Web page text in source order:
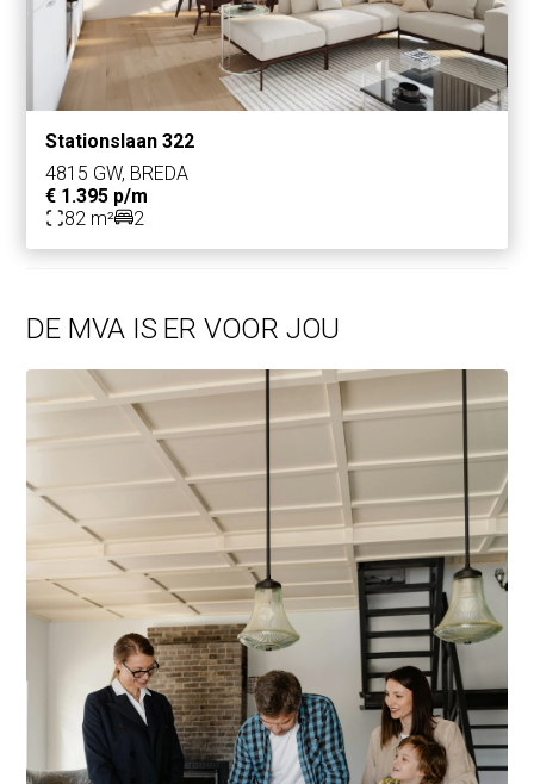
Stationslaan 322
4815 GW, BREDA
€ 1.395 p/m
82 m²
2
DE MVA IS ER VOOR JOU